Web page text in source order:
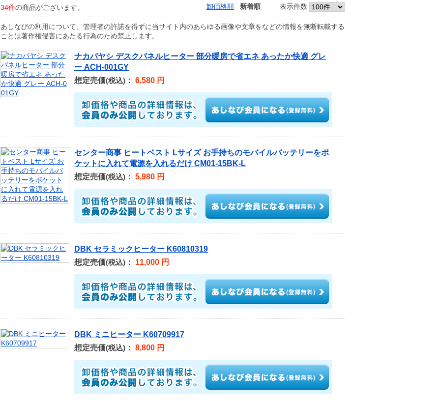
34件の商品がございます。 卸価格順 新着順 表示件数
あしなびの利用について、管理者の許諾を得ずに当サイト内のあらゆる画像や文章をなどの情報を無断転載する
ことは著作権侵害にあたる行為のため禁止します。
ナカバヤシ デスクパネルヒーター 部分暖房で省エネ あったか快適 グレ
ー ACH-001GY
想定売価(税込) ： 6,580 円
センター商事 ヒートベスト Lサイズ お手持ちのモバイルバッテリーをポ
ケットに入れて電源を入れるだけ CM01-15BK-L
想定売価(税込) ： 5,980 円
DBK セラミックヒーター K60810319
想定売価(税込) ： 11,000 円
DBK ミニヒーター K60709917
想定売価(税込) ： 8,800 円